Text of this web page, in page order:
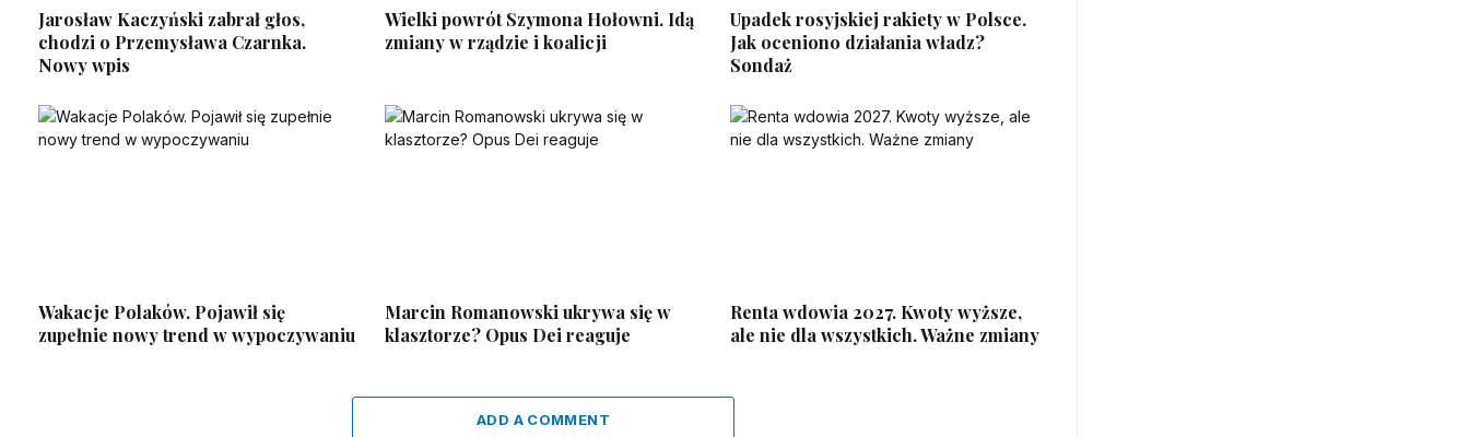
Jarosław Kaczyński zabrał głos,
chodzi o Przemysława Czarnka.
Nowy wpis
Wielki powrót Szymona Hołowni. Idą
zmiany w rządzie i koalicji
Upadek rosyjskiej rakiety w Polsce.
Jak oceniono działania władz?
Sondaż
Wakacje Polaków. Pojawił się
zupełnie nowy trend w wypoczywaniu
Marcin Romanowski ukrywa się w
klasztorze? Opus Dei reaguje
Renta wdowia 2027. Kwoty wyższe,
ale nie dla wszystkich. Ważne zmiany
ADD A COMMENT